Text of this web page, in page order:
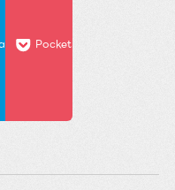
Pocket